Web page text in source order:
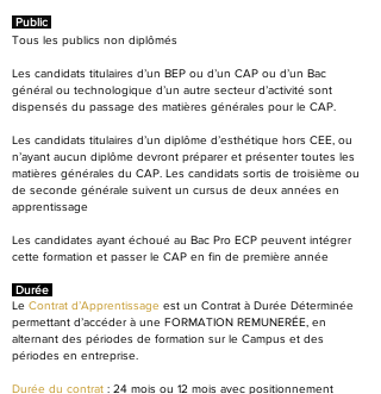
Public
Tous les publics non diplômés
Les candidats titulaires d’un BEP ou d’un CAP ou d’un Bac
général ou technologique d’un autre secteur d’activité sont
dispensés du passage des matières générales pour le CAP.
Les candidats titulaires d’un diplôme d’esthétique hors CEE, ou
n’ayant aucun diplôme devront préparer et présenter toutes les
matières générales du CAP. Les candidats sortis de troisième ou
de seconde générale suivent un cursus de deux années en
apprentissage
Les candidates ayant échoué au Bac Pro ECP peuvent intégrer
cette formation et passer le CAP en fin de première année
Durée
Le Contrat d’Apprentissage est un Contrat à Durée Déterminée
permettant d’accéder à une FORMATION REMUNERÉE, en
alternant des périodes de formation sur le Campus et des
périodes en entreprise.
Durée du contrat : 24 mois ou 12 mois avec positionnement